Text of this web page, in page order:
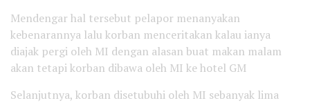
Mendengar hal tersebut pelapor menanyakan
kebenarannya lalu korban menceritakan kalau ianya
diajak pergi oleh MI dengan alasan buat makan malam
akan tetapi korban dibawa oleh MI ke hotel GM
Selanjutnya, korban disetubuhi oleh MI sebanyak lima